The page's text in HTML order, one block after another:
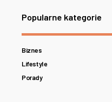
Popularne kategorie
Biznes
Lifestyle
Porady